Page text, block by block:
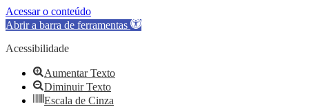
Acessar o conteúdo
Abrir a barra de ferramentas
Acessibilidade
Aumentar Texto
Diminuir Texto
Escala de Cinza